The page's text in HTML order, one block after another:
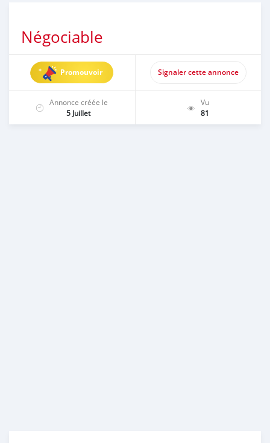
Négociable
Promouvoir Signaler cette annonce
Annonce créée le
5 Juillet
Vu
81